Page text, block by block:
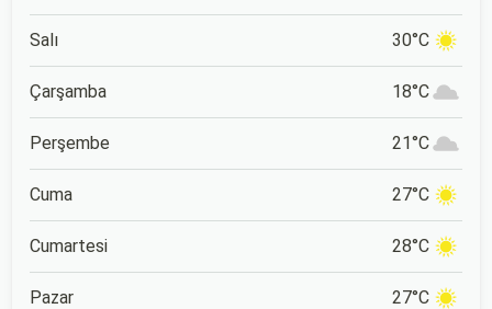
Salı 30°C
Çarşamba 18°C
Perşembe 21°C
Cuma 27°C
Cumartesi 28°C
Pazar 27°C